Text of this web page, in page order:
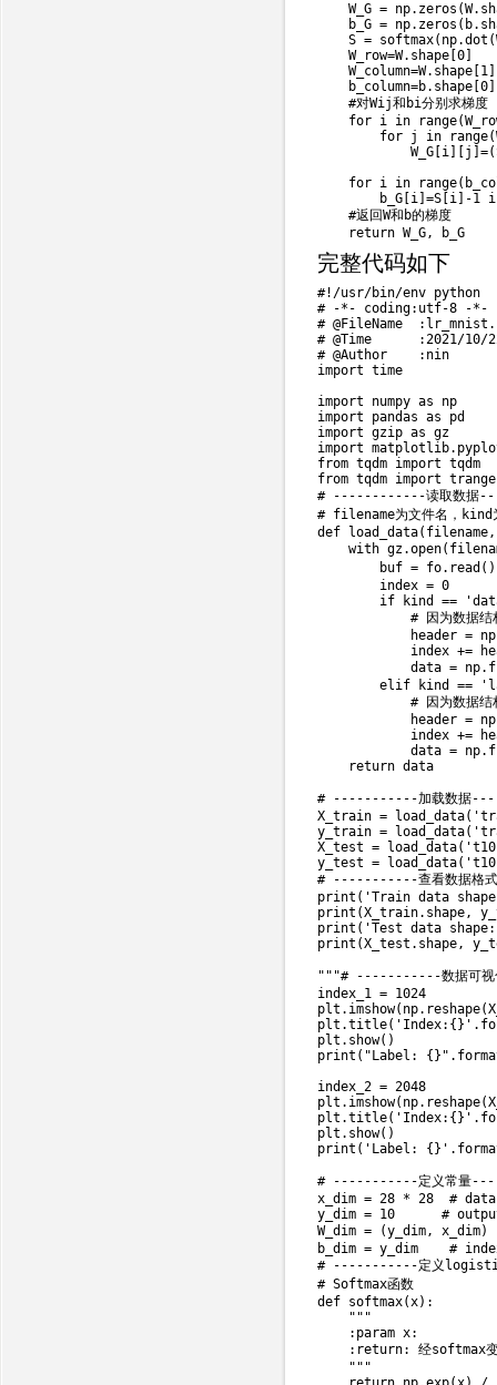
    W_G
= np. zeros (W.
    b_G
= np. zeros ( b.
    S
= softmax( np.dot (
    W_row
=W. shape 0
    W_column
=W. shape 1
    b_column
=b. shape 0
#对Wij和bi分别求梯度
for i in range(
for j in range(
            W_G
i j =(
for i in range(
        b_G
i =S i -1
#返回W和b的梯度
return W_G,
完整代码如下
#!/usr/bin/env python
# -*- coding:utf-8 -*-
# @FileName
# @Time      :2021/10/
# @Author    :nin
import time
import numpy as
import pandas as
import gzip as
import matplotlib.
from tqdm import
from tqdm import
# ------------读取数
# filename为文件名，
def
load_data( filename,
with gz.open(
        buf
= fo. read ( )
        index
= 0
if kind ==
# 因为数据结
            header
= np
            index
+=
            data
= np.
elif kind ==
# 因为数据结
            header
= np
            index
+=
            data
= np.
return data
# -----------加载数据
X_train = load_data(
y_train = load_data(
X_test = load_data(
y_test = load_data(
# -----------查看数据
print ( 'Train data
print (X_train. shape,
print ( 'Test data
print (X_test . shape,
"""# -----------数据可
index_1 = 1024
plt.show()
print("Label:
index_2 = 2048
plt.show()
print('Label:
# -----------定义常量
x_dim = 28 * 28
#
y_dim = 10
#
W_dim = (y_dim, x_dim)
b_dim = y_dim #
# -----------定义
# Softmax函数
def softmax(x) :
"""
    :param x:
:return: 经softmax变
    """